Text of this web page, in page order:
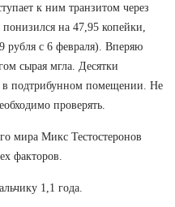
к ним транзитом через
на 47,95 копейки,
рубля с 6 февраля). Вперяю
сырая мгла. Десятки
в подтрибунном помещении. Не
проверять.
мира Микс Тестостеронов
факторов.
1,1 года.